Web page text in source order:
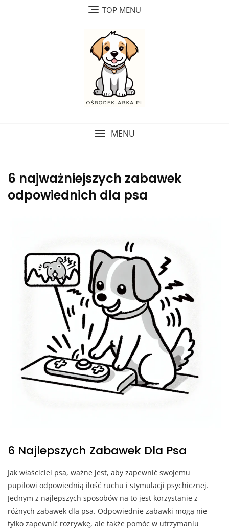
TOP MENU
MENU
6 najważniejszych zabawek
odpowiednich dla psa
6 Najlepszych Zabawek Dla Psa
Jak właściciel psa, ważne jest, aby zapewnić swojemu
pupilowi odpowiednią ilość ruchu i stymulacji psychicznej.
Jednym z najlepszych sposobów na to jest korzystanie z
różnych zabawek dla psa. Odpowiednie zabawki mogą nie
tylko zapewnić rozrywkę, ale także pomóc w utrzymaniu